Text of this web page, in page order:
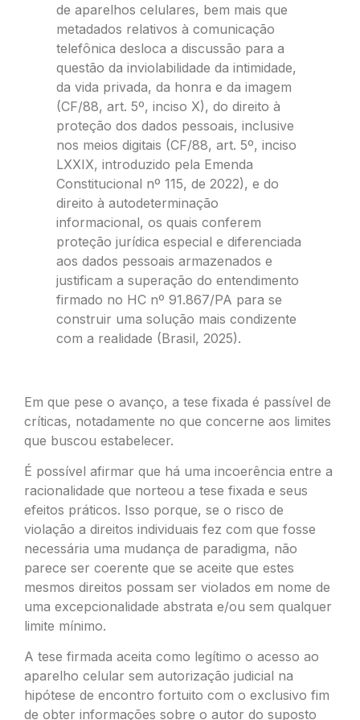
de aparelhos celulares, bem mais que
metadados relativos à comunicação
telefônica desloca a discussão para a
questão da inviolabilidade da intimidade,
da vida privada, da honra e da imagem
(CF/88, art. 5º, inciso X), do direito à
proteção dos dados pessoais, inclusive
nos meios digitais (CF/88, art. 5º, inciso
LXXIX, introduzido pela Emenda
Constitucional nº 115, de 2022), e do
direito à autodeterminação
informacional, os quais conferem
proteção jurídica especial e diferenciada
aos dados pessoais armazenados e
justificam a superação do entendimento
firmado no HC nº 91.867/PA para se
construir uma solução mais condizente
com a realidade (Brasil, 2025).
Em que pese o avanço, a tese fixada é passível de
críticas, notadamente no que concerne aos limites
que buscou estabelecer.
É possível afirmar que há uma incoerência entre a
racionalidade que norteou a tese fixada e seus
efeitos práticos. Isso porque, se o risco de
violação a direitos individuais fez com que fosse
necessária uma mudança de paradigma, não
parece ser coerente que se aceite que estes
mesmos direitos possam ser violados em nome de
uma excepcionalidade abstrata e/ou sem qualquer
limite mínimo.
A tese firmada aceita como legítimo o acesso ao
aparelho celular sem autorização judicial na
hipótese de encontro fortuito com o exclusivo fim
de obter informações sobre o autor do suposto